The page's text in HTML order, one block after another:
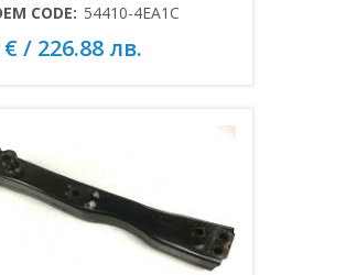
CODE: 54410-4EA1C
€ / 226.88 лв.